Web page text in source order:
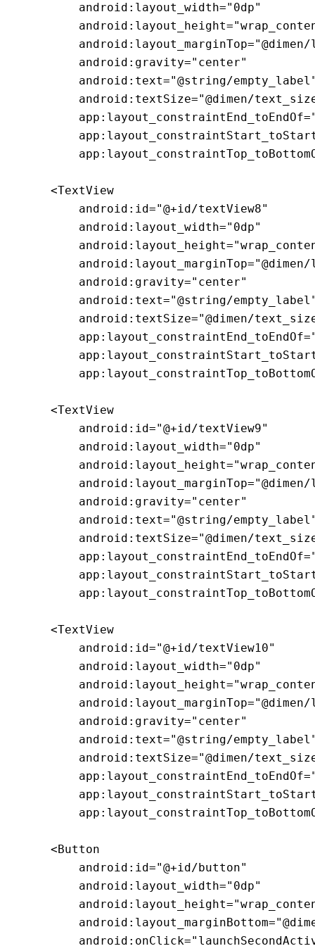
        android:layout_width="0dp"
        android:gravity="center"
android:text="@string/
android:textSize="@dimen/
    <TextView
        android:id="@+id/textView8"
        android:layout_width="0dp"
        android:gravity="center"
android:text="@string/
android:textSize="@dimen/
    <TextView
        android:id="@+id/textView9"
        android:layout_width="0dp"
        android:gravity="center"
android:text="@string/
android:textSize="@dimen/
    <TextView
        android:id="@+id/textView10"
        android:layout_width="0dp"
        android:gravity="center"
android:text="@string/
android:textSize="@dimen/
    <Button
        android:id="@+id/button"
        android:layout_width="0dp"